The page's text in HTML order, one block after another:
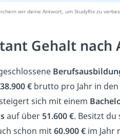
wir deine Antwort, um Studyflix zu
Gehalt nach
38.900 € brutto pro Jahr in
sich mit einem
auf über51.600 €. Besitzt
schon mit60.900 € im Jahr